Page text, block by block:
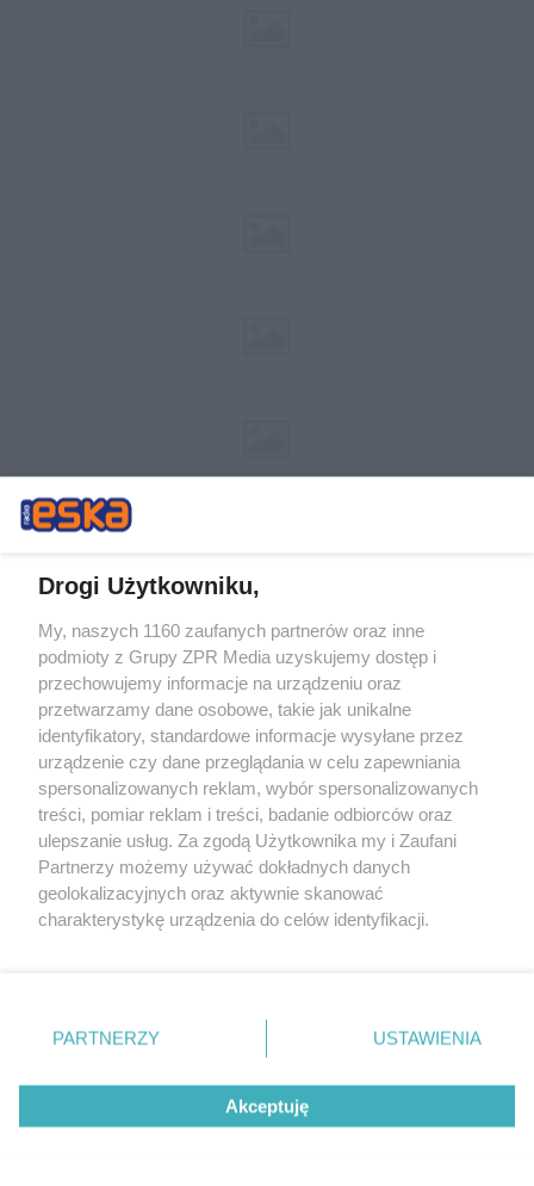
Żaden utwór zamieszczony w serwisie nie może być powielany i
rozpowszechniany lub dalej rozpowszechniany w jakikolwiek sposób (w
tym także elektroniczny lub mechaniczny) na jakimkolwiek polu
eksploatacji w jakiejkolwiek formie, włącznie z umieszczaniem w
Internecie bez pisemnej zgody właściciela praw. Jakiekolwiek użycie lub
wykorzystanie utworów w całości lub w części z naruszeniem prawa,
tzn. bez właściwej zgody, jest zabronione pod groźbą kary i może być
ścigane prawnie.
© 2026 Grupa ZPR Media
Drogi Użytkowniku,
My, naszych 1160 zaufanych partnerów oraz inne
podmioty z Grupy ZPR Media uzyskujemy dostęp i
przechowujemy informacje na urządzeniu oraz
przetwarzamy dane osobowe, takie jak unikalne
identyfikatory, standardowe informacje wysyłane przez
urządzenie czy dane przeglądania w celu zapewniania
spersonalizowanych reklam, wybór spersonalizowanych
treści, pomiar reklam i treści, badanie odbiorców oraz
ulepszanie usług. Za zgodą Użytkownika my i Zaufani
Partnerzy możemy używać dokładnych danych
geolokalizacyjnych oraz aktywnie skanować
charakterystykę urządzenia do celów identyfikacji.
zmienić/wycofać klikając przycisk ustawień prywatności
znajdujący się w lewym dolnym rogu strony
rodzaje przetwarzania danych nie wymagają zgody
użytkownika, ale masz prawo sprzeciwić się takiemu
przetwarzaniu. Preferencje będą miały zastosowanie tylko
PARTNERZY USTAWIENIA
Akceptuję